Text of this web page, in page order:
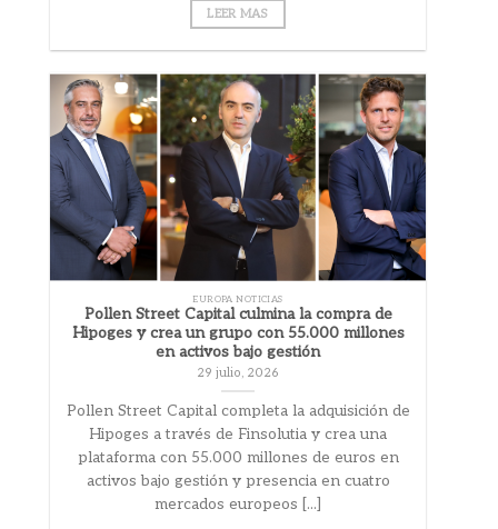
LEER MAS
EUROPA NOTICIAS
Pollen Street Capital culmina la compra de
Hipoges y crea un grupo con 55.000 millones
en activos bajo gestión
29 julio, 2026
Pollen Street Capital completa la adquisición de
Hipoges a través de Finsolutia y crea una
plataforma con 55.000 millones de euros en
activos bajo gestión y presencia en cuatro
mercados europeos [...]